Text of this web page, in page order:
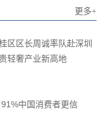
更多+
区区长周诚率队赴深圳
轻奢产业新高地
中国消费者更信